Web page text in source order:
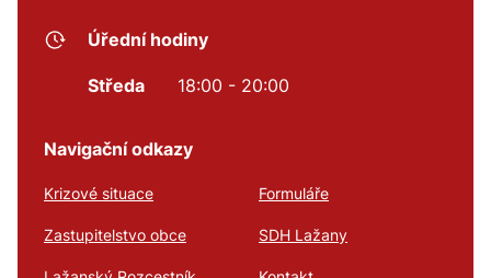
Úřední hodiny
Středa 18:00 - 20:00
Navigační odkazy
Krizové situace Formuláře
Zastupitelstvo obce SDH Lažany